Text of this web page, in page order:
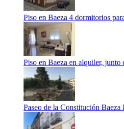
Piso en Baeza 4 dormitorios
Piso en Baeza en alquiler, junto
Paseo de la Constitución Baeza